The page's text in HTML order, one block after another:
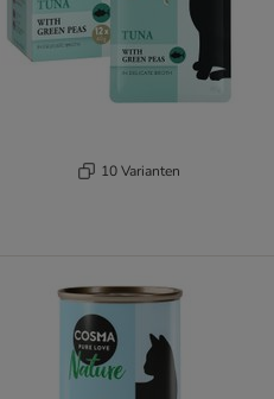
10 Varianten